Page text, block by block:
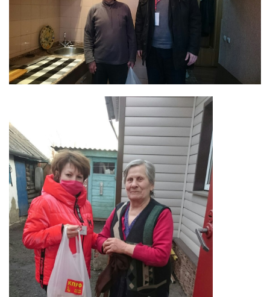
ПАРТИЙНАЯ ЖИЗНЬ
МЕСТНЫЕ ОТДЕЛЕНИЯ
КОНТАКТЫ
КПРФ ПРОФ
г. Орел, ул. Ковальская, д. 5
8 (4862) 22-33-44
8 (4862) 77-88-99
Вход Регистрация